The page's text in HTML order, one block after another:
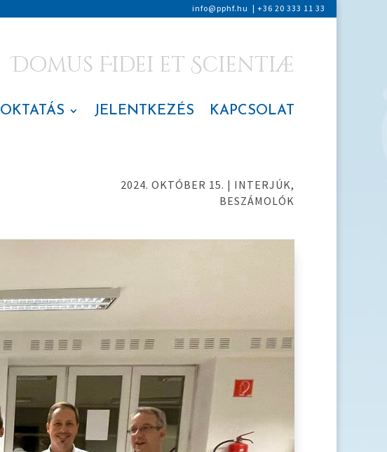
info@pphf.hu | +36 20 333 11 33
Domus Fidei et Scientiæ
OKTATÁS JELENTKEZÉS KAPCSOLAT
2024. OKTÓBER 15. | INTERJÚK,
BESZÁMOLÓK